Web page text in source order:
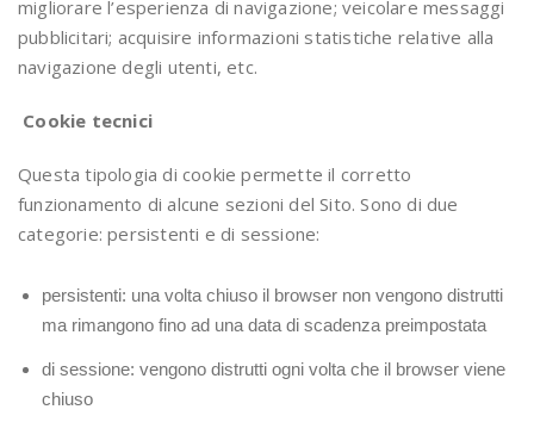
migliorare l’esperienza di navigazione; veicolare messaggi
pubblicitari; acquisire informazioni statistiche relative alla
navigazione degli utenti, etc.
Cookie tecnici
Questa tipologia di cookie permette il corretto
funzionamento di alcune sezioni del Sito. Sono di due
categorie: persistenti e di sessione:
persistenti: una volta chiuso il browser non vengono distrutti
ma rimangono fino ad una data di scadenza preimpostata
di sessione: vengono distrutti ogni volta che il browser viene
chiuso